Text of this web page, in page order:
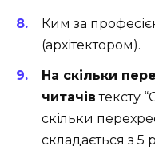
Ким за
(архітектором).
На скільки
читачів тексту
скільки
складається з 5